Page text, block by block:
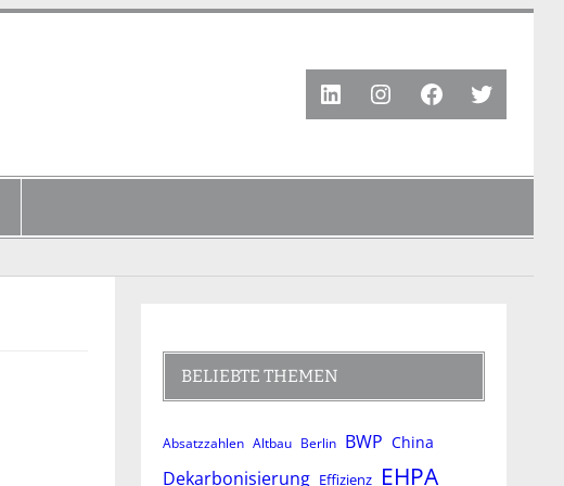
LinkedInInstagram
Facebook
Twitter
BELIEBTE THEMEN
Absatzzahlen Altbau Berlin BWP China
Dekarbonisierung Effizienz EHPA